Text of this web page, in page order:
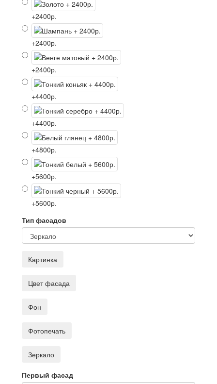
+2400р.
+2400р.
+2400р.
+4400р.
+4400р.
+4800р.
+5600р.
+5600р.
Тип фасадов
Картинка
Цвет фасада
Фон
Фотопечать
Зеркало
Первый фасад